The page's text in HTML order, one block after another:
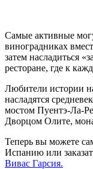
Самые активные
виноградниках
затем насладиться
ресторане, где к
Любители истории
насладятся
мостом Пуентэ-Ла-
Дворцом Олите,
Теперь вы можете
Испанию или
Вивас Гарсия.